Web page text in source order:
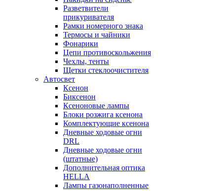
Разветвители
прикуривателя
Рамки номерного знака
Термосы и чайники
Фонарики
Цепи противоскольжения
Чехлы, тенты
Щетки стеклоочистителя
Автосвет
Ксенон
Биксенон
Ксеноновые лампы
Блоки розжига ксенона
Комплектующие ксенона
Дневные ходовые огни
DRL
Дневные ходовые огни
(штатные)
Дополнительная оптика
HELLA
Лампы газонаполненные